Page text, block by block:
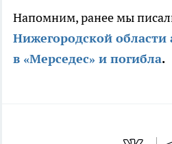
Напомним, ранее мы
Нижегородской области
в «Мерседес» и погибла.